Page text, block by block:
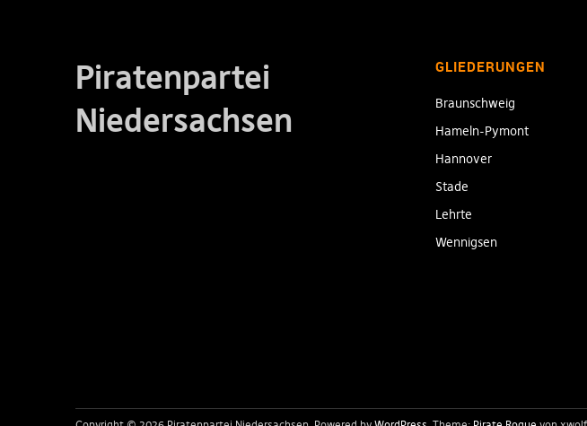
Piratenpartei
Niedersachsen
GLIEDERUNGEN
Braunschweig
Hameln-Pymont
Hannover
Stade
Lehrte
Wennigsen